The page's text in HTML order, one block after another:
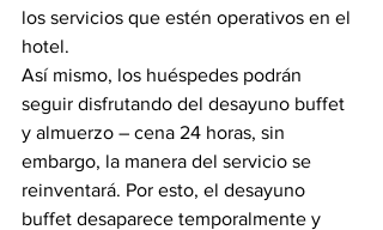
los servicios que estén operativos en el
hotel.
Así mismo, los huéspedes podrán
seguir disfrutando del desayuno buffet
y almuerzo – cena 24 horas, sin
embargo, la manera del servicio se
reinventará. Por esto, el desayuno
buffet desaparece temporalmente y